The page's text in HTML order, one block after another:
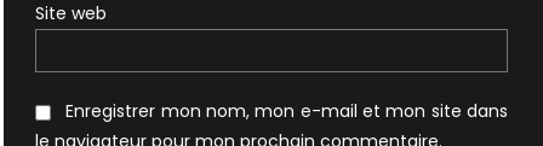
Site web
Enregistrer mon nom, mon e-mail et mon site dans